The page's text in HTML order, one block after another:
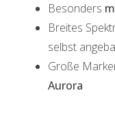
Besonders
Breites
selbst
Große
Aurora